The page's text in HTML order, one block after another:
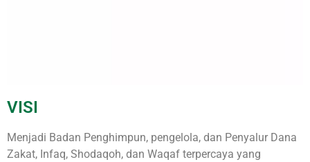
VISI
Menjadi Badan Penghimpun, pengelola, dan Penyalur Dana
Zakat, Infaq, Shodaqoh, dan Waqaf terpercaya yang